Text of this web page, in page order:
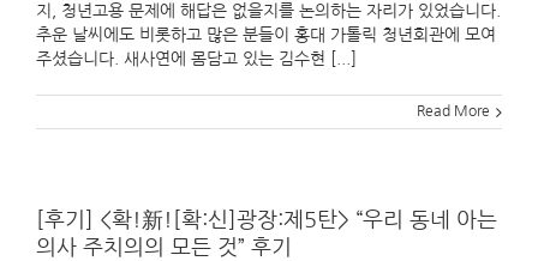
지, 청년고용 문제에 해답은 없을지를 논의하는 자리가 있었습니다.
추운 날씨에도 비롯하고 많은 분들이 홍대 가톨릭 청년회관에 모여
주셨습니다. 새사연에 몸담고 있는 김수현 [...]
Read More
[후기] <확!新![확:신]광장:제5탄> “우리 동네 아는
의사 주치의의 모든 것” 후기